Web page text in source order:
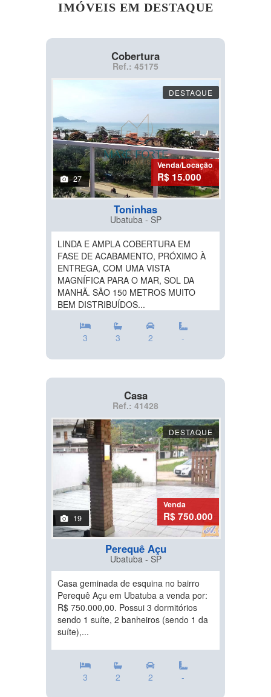
IMÓVEIS EM DESTAQUE
Cobertura
Ref.: 45175
DESTAQUE
27
Venda/Locação
R$ 15.000
Toninhas
Ubatuba - SP
LINDA E AMPLA COBERTURA EM
FASE DE ACABAMENTO, PRÓXIMO À
ENTREGA, COM UMA VISTA
MAGNÍFICA PARA O MAR, SOL DA
MANHÃ. SÃO 150 METROS MUITO
BEM DISTRIBUÍDOS...
3 3 2 -
Casa
Ref.: 41428
DESTAQUE
19
Venda
R$ 750.000
Perequê Açu
Ubatuba - SP
Casa geminada de esquina no bairro
Perequê Açu em Ubatuba a venda por:
R$ 750.000,00. Possui 3 dormitórios
sendo 1 suíte, 2 banheiros (sendo 1 da
suíte),...
3 2 2 -